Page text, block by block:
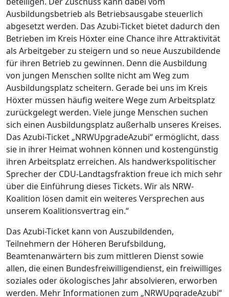
Ausbildungsbetrieb als Betriebsausgabe steuerlich
abgesetzt werden. Das Azubi-Ticket bietet dadurch den
Betrieben im Kreis Höxter eine Chance ihre Attraktivität
als Arbeitgeber zu steigern und so neue Auszubildende
für ihren Betrieb zu gewinnen. Denn die Ausbildung
von jungen Menschen sollte nicht am Weg zum
Ausbildungsplatz scheitern. Gerade bei uns im Kreis
Höxter müssen häufig weitere Wege zum Arbeitsplatz
zurückgelegt werden. Viele junge Menschen suchen
sich einen Ausbildungsplatz außerhalb unseres Kreises.
Das Azubi-Ticket „NRWUpgradeAzubi“ ermöglicht, dass
sie in ihrer Heimat wohnen können und kostengünstig
ihren Arbeitsplatz erreichen. Als handwerkspolitischer
Sprecher der CDU-Landtagsfraktion freue ich mich sehr
über die Einführung dieses Tickets. Wir als NRW-
Koalition lösen damit ein weiteres Versprechen aus
unserem Koalitionsvertrag ein.“
Das Azubi-Ticket kann von Auszubildenden,
Teilnehmern der Höheren Berufsbildung,
Beamtenanwärtern bis zum mittleren Dienst sowie
allen, die einen Bundesfreiwilligendienst, ein freiwilliges
soziales oder ökologisches Jahr absolvieren, erworben
werden. Mehr Informationen zum „NRWUpgradeAzubi“